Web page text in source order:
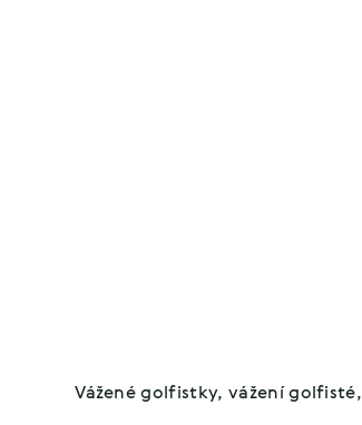
Vážené golfistky, vážení golfisté,